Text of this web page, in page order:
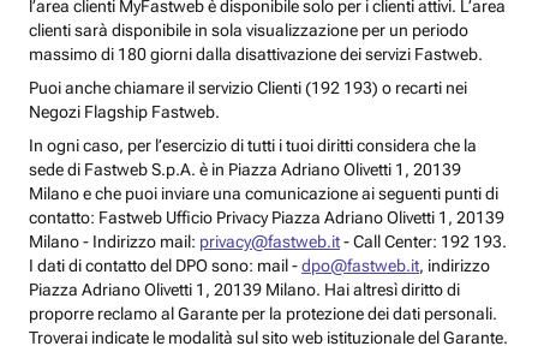
l’area clienti MyFastweb è disponibile solo per i clienti attivi. L’area
clienti sarà disponibile in sola visualizzazione per un periodo
massimo di 180 giorni dalla disattivazione dei servizi Fastweb.
Puoi anche chiamare il servizio Clienti (192 193) o recarti nei
Negozi Flagship Fastweb.
In ogni caso, per l’esercizio di tutti i tuoi diritti considera che la
sede di Fastweb S.p.A. è in Piazza Adriano Olivetti 1, 20139
Milano e che puoi inviare una comunicazione ai seguenti punti di
contatto: Fastweb Ufficio Privacy Piazza Adriano Olivetti 1, 20139
Milano - Indirizzo mail: privacy@fastweb.it- Call Center: 192 193.
I dati di contatto del DPO sono: mail -dpo@fastweb.it, indirizzo
Piazza Adriano Olivetti 1, 20139 Milano. Hai altresì diritto di
proporre reclamo al Garante per la protezione dei dati personali.
Troverai indicate le modalità sul sito web istituzionale del Garante.